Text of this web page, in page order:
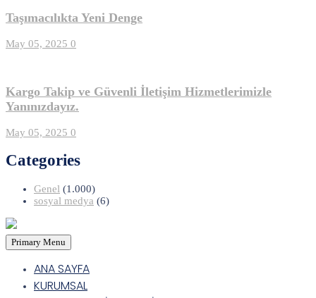
Taşımacılıkta Yeni Denge
May 05, 2025 0
Kargo Takip ve Güvenli İletişim Hizmetlerimizle
Yanınızdayız.
May 05, 2025 0
Categories
Genel (1.000)
sosyal medya (6)
Primary Menu
ANA SAYFA
KURUMSAL